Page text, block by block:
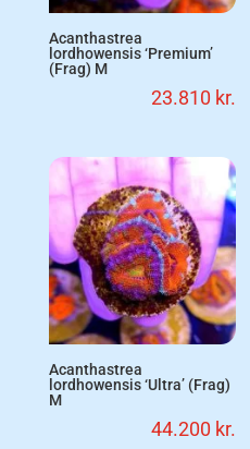
Acanthastrea
lordhowensis ‘Premium’
(Frag) M
23.810 kr.
Acanthastrea
lordhowensis ‘Ultra’ (Frag)
M
44.200 kr.